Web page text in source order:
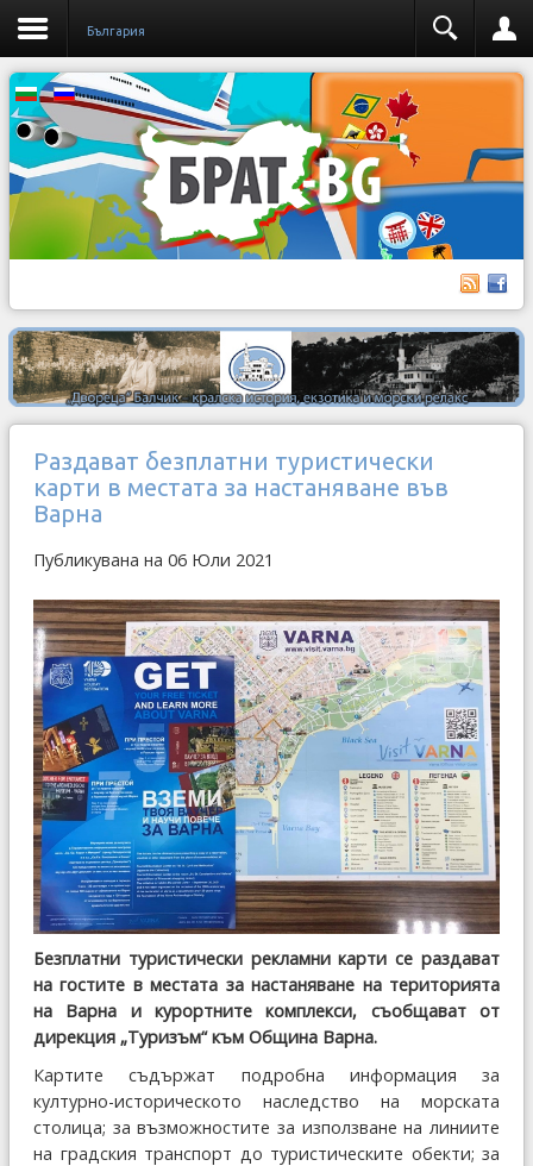
България
Раздават безплатни туристически
карти в местата за настаняване във
Варна
Публикувана на 06 Юли 2021
Безплатни туристически рекламни карти се раздават
на гостите в местата за настаняване на територията
на Варна и курортните комплекси, съобщават от
дирекция „Туризъм“ към Община Варна.
Картите съдържат подробна информация за
културно-историческото наследство на морската
столица; за възможностите за използване на линиите
на градския транспорт до туристическите обекти; за